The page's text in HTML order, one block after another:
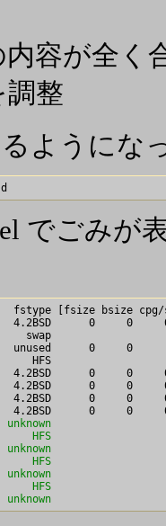
内容が全
調整
ようにな
でごみが
[fsize bsize cpg/
4.2BSD      0     0
swap
unused      0     0
HFS
4.2BSD      0     0
4.2BSD      0     0
4.2BSD      0     0
unknown
HFS
unknown
HFS
unknown
HFS
unknown